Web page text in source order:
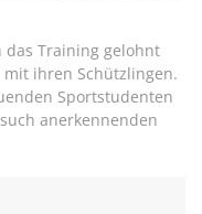
das Training gelohnt
ihren Schützlingen.
Sportstudenten
anerkennenden